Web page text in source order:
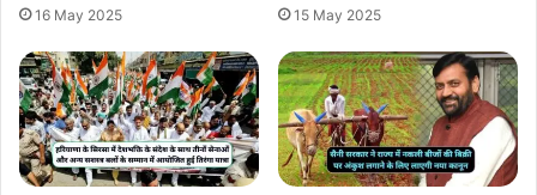
16 May 2025 15 May 2025